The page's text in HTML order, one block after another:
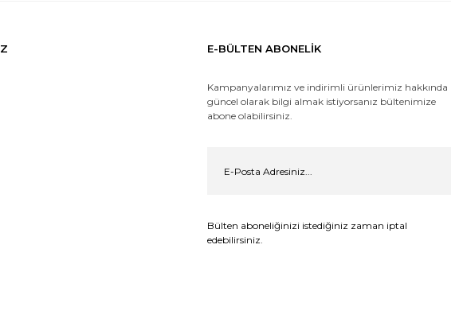
E-BÜLTEN ABONELİK
Kampanyalarımız ve indirimli ürünlerimiz hakkında
güncel olarak bilgi almak istiyorsanız bültenimize
abone olabilirsiniz.
Bülten aboneliğinizi istediğiniz zaman iptal
edebilirsiniz.